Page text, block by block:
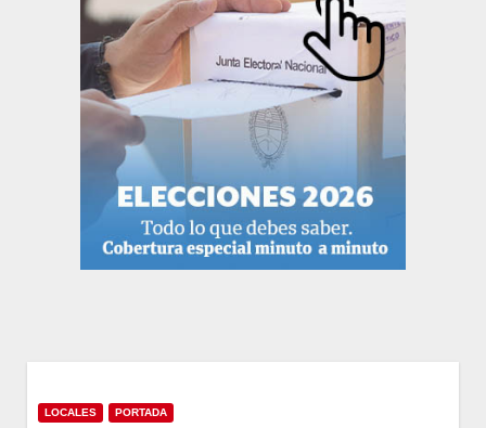
LOCALES PORTADA